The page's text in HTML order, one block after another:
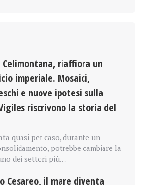
Celimontana, riaffiora un
imperiale. Mosaici,
e nuove ipotesi sulla
riscrivono la storia del
quasi per caso, durante un
potrebbe cambiare la
dei settori più…
Cesareo, il mare diventa